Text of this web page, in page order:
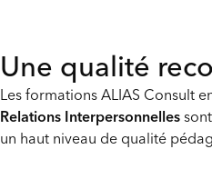
Une qualité
Les formations ALIAS Consult
Relations Interpersonnelles
un haut niveau de qualité